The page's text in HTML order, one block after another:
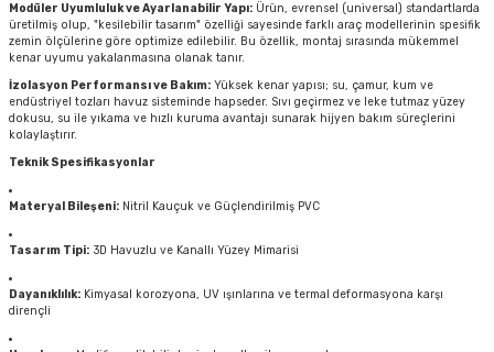
Modüler Uyumluluk ve Ayarlanabilir Yapı: Ürün, evrensel (universal) standartlarda
üretilmiş olup, "kesilebilir tasarım" özelliği sayesinde farklı araç modellerinin spesifik
zemin ölçülerine göre optimize edilebilir. Bu özellik, montaj sırasında mükemmel
kenar uyumu yakalanmasına olanak tanır.
İzolasyon Performansı ve Bakım: Yüksek kenar yapısı; su, çamur, kum ve
endüstriyel tozları havuz sisteminde hapseder. Sıvı geçirmez ve leke tutmaz yüzey
dokusu, su ile yıkama ve hızlı kuruma avantajı sunarak hijyen bakım süreçlerini
kolaylaştırır.
Teknik Spesifikasyonlar
Materyal Bileşeni: Nitril Kauçuk ve Güçlendirilmiş PVC
Tasarım Tipi: 3D Havuzlu ve Kanallı Yüzey Mimarisi
Dayanıklılık: Kimyasal korozyona, UV ışınlarına ve termal deformasyona karşı
dirençli